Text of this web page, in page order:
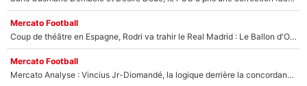
Mercato Football
Coup de théâtre en Espagne, Rodri va trahir le Real Madrid : Le Ballon d'Or a choisi de signer au FC Barcelone !
Mercato Football
Mercato Analyse : Vincius Jr-Diomandé, la logique derrière la concordance des temps